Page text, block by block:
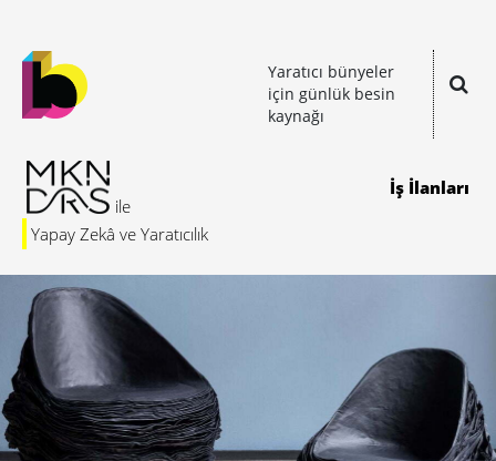
Yaratıcı bünyeler
için günlük besin
kaynağı
Yapay Zekâ ve Yaratıcılık
İş İlanları